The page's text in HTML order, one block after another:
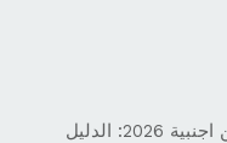
شروط الحصول على تصريح زواج من اجنبية 2026: الدليل